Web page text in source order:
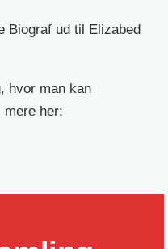
Biograf ud til Elizabed
hvor man kan
her: